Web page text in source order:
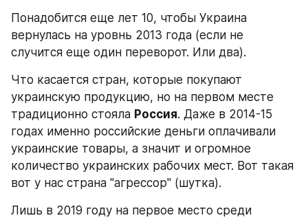
Понадобится еще лет 10, чтобы Украина
вернулась на уровнь 2013 года (если не
случится еще один переворот. Или два).
Что касается стран, которые покупают
украинскую продукцию, но на первом месте
традиционно стояла Россия. Даже в 2014-15
годах именно российские деньги оплачивали
украинские товары, а значит и огромное
количество украинских рабочих мест. Вот такая
вот у нас страна "агрессор" (шутка).
Лишь в 2019 году на первое место среди